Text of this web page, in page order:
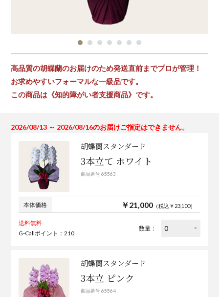
高品質の胡蝶蘭のお届けのため発送直前までプロが管理！
お求めやすいフォーマルな一級品です。
この商品は《知的障がい者支援商品》です。
2026/08/13 ～ 2026/08/16のお届けご指定はできません。
胡蝶蘭スタンダード
3本立て ホワイト
商品番号 65563
本体価格 ￥21,000（税込￥23,100）
送料無料
G-Callポイント：210
数量：
胡蝶蘭スタンダード
3本立 ピンク
商品番号 65564